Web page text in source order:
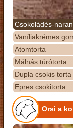
Csokoládés-
Vaníliakrémes
Atomtorta
Málnás túrótorta
Dupla csokis torta
Epres csokitorta
Orsi a